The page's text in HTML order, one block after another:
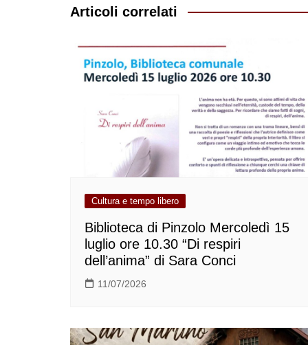
Articoli correlati
Cultura e tempo libero
Biblioteca di Pinzolo Mercoledì 15
luglio ore 10.30 “Di respiri
dell’anima” di Sara Conci
11/07/2026